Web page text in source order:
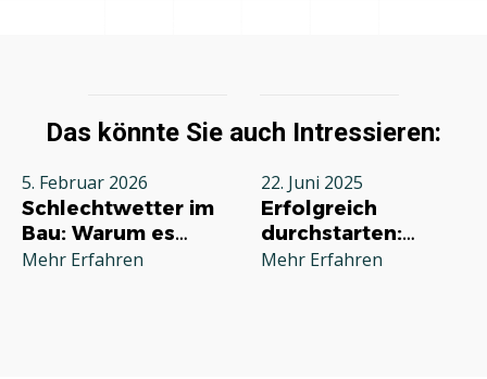
Das könnte Sie auch Intressieren:
5. Februar 2026
Schlechtwetter im
Bau: Warum es
jeden Betrieb
Mehr Erfahren
22. Juni 2025
Erfolgreich
durchstarten:
Deine
Mehr Erfahren